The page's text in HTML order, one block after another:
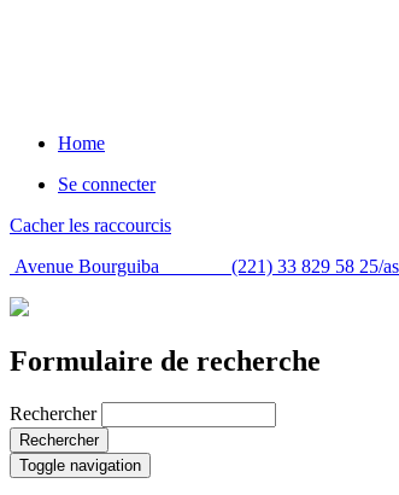
Home
Se connecter
Cacher les raccourcis
Avenue Bourguiba (221) 33 829 58 25/
Formulaire de recherche
Rechercher
Rechercher
Toggle navigation